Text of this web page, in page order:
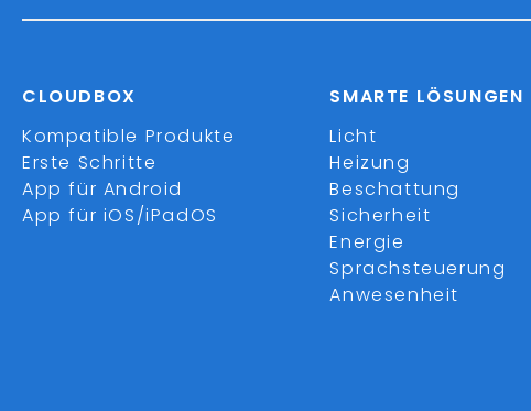
CLOUDBOX
Kompatible Produkte
Erste Schritte
App für Android
App für iOS/iPadOS
SMARTE LÖSUNGEN
Licht
Heizung
Beschattung
Sicherheit
Energie
Sprachsteuerung
Anwesenheit